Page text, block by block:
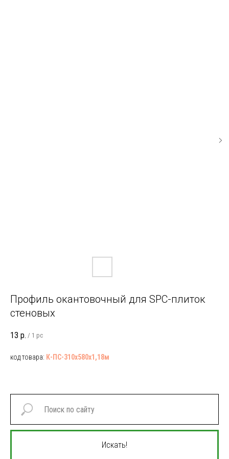
Профиль окантовочный для SPC-плиток
стеновых
13 р. / 1 pc
код товара: К-ПС-310х580х1,18м
Искать!